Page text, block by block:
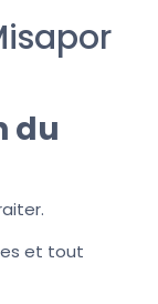
du
et tout